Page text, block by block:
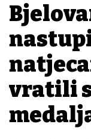
vratili